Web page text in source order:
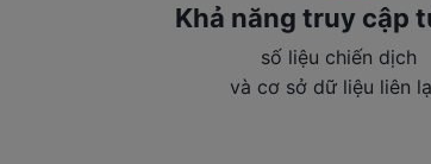
Khả năng truy cập
số liệu chiến dịch
và cơ sở dữ liệu liên